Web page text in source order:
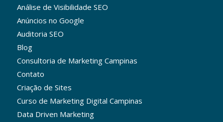
Análise de Visibilidade SEO
Anúncios no Google
Auditoria SEO
Blog
Consultoria de Marketing Campinas
Contato
Criação de Sites
Curso de Marketing Digital Campinas
Data Driven Marketing